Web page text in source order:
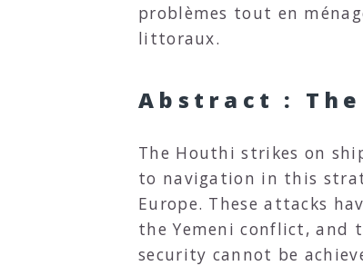
problèmes tout en
littoraux.
Abstract :
The Houthi strikes on
to navigation in this
Europe. These attacks
the Yemeni conflict, and
security cannot be